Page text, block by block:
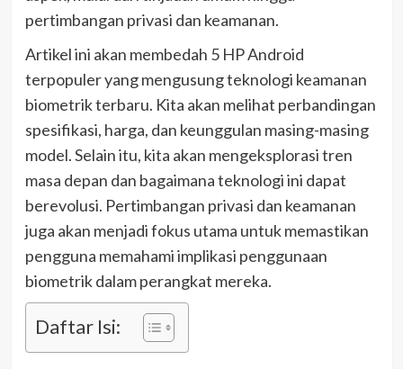
pertimbangan privasi dan keamanan.
Artikel ini akan membedah 5 HP Android
terpopuler yang mengusung teknologi keamanan
biometrik terbaru. Kita akan melihat perbandingan
spesifikasi, harga, dan keunggulan masing-masing
model. Selain itu, kita akan mengeksplorasi tren
masa depan dan bagaimana teknologi ini dapat
berevolusi. Pertimbangan privasi dan keamanan
juga akan menjadi fokus utama untuk memastikan
pengguna memahami implikasi penggunaan
biometrik dalam perangkat mereka.
Daftar Isi: